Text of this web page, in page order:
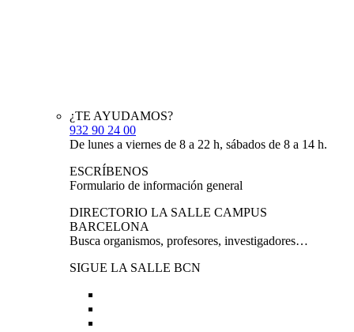
¿TE AYUDAMOS?
932 90 24 00
De lunes a viernes de 8 a 22 h, sábados de 8 a 14 h.
ESCRÍBENOS
Formulario de información general
DIRECTORIO LA SALLE CAMPUS
BARCELONA
Busca organismos, profesores, investigadores…
SIGUE LA SALLE BCN